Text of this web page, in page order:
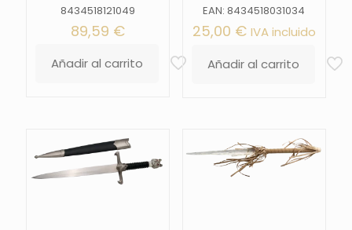
8434518121049
89,59 €
Añadir al carrito
EAN: 8434518031034
25,00 € IVA incluido
Añadir al carrito